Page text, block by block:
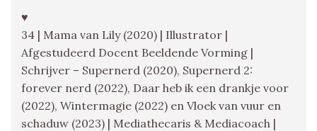
♥
34 | Mama van Lily (2020) | Illustrator |
Afgestudeerd Docent Beeldende Vorming |
Schrijver – Supernerd (2020), Supernerd 2:
forever nerd (2022), Daar heb ik een drankje voor
(2022), Wintermagie (2022) en Vloek van vuur en
schaduw (2023) | Mediathecaris & Mediacoach |